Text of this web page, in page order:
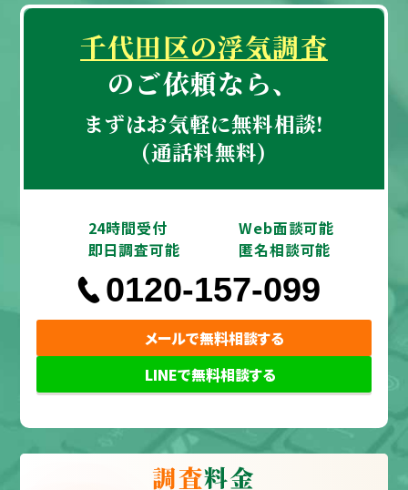
千代田区の浮気調査
のご依頼なら、
まずはお気軽に無料相談!
(通話料無料)
24時間受付
Web面談可能
即日調査可能
匿名相談可能
0120-157-099
メールで無料相談する
LINEで無料相談する
調査料金